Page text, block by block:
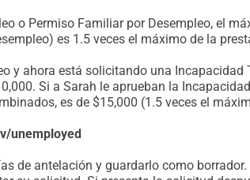
o Permiso Familiar por Desempleo, el
es 1.5 veces el máximo de la
y ahora está solicitando una
Si a Sarah le aprueban la
es de $15,000 (1.5 veces el
unemployed
de antelación y guardarlo como